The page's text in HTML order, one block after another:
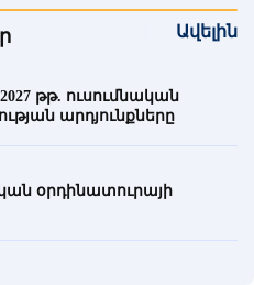
Ավելին
թթ. ուսումնական
արդյունքները
օրդինատուրայի